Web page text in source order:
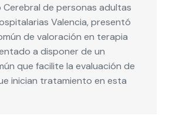
Cerebral de personas adultas
Valencia, presentó
de valoración en terapia
a disponer de un
que facilite la evaluación de
inician tratamiento en esta